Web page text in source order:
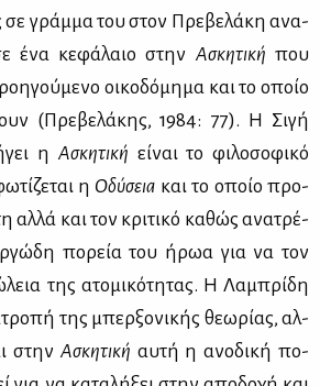
σε γράμ­μα του στον Πρε­βε­λά­κη ανα­
ένα κε­φά­λαιο στην Ασκη­τι­κή που
οι­κο­δό­μη­μα και το οποίο
(Πρε­βε­λά­κης, 1984: 77). Η Σι­γή
η Ασκη­τι­κή εί­ναι το φι­λο­σο­φι­κό
η Οδύ­σεια και το οποίο προ­
αλ­λά και τον κρι­τι­κό κα­θώς ανα­τρέ­
πο­ρεία του ήρωα για να τον
της ατο­μι­κό­τη­τας. Η Λα­μπρί­δη
της μπερ­ξο­νι­κής θε­ω­ρί­ας, αλ­
στην Ασκη­τι­κή αυ­τή η ανο­δι­κή πο­